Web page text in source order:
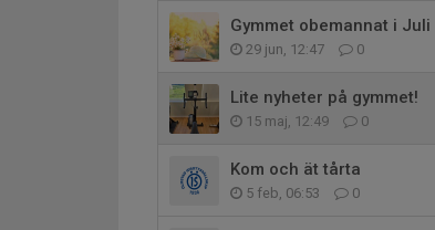
Gymmet obemannat i Juli
29 jun, 12:47 0
Lite nyheter på gymmet!
15 maj, 12:49 0
Kom och ät tårta
5 feb, 06:53 0